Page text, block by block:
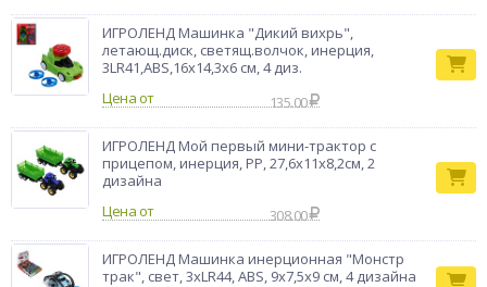
ИГРОЛЕНД Машинка "Дикий вихрь",
летающ.диск, светящ.волчок, инерция,
3LR41,ABS,16х14,3х6 см, 4 диз.
Цена от
135.00
ИГРОЛЕНД Мой первый мини-трактор с
прицепом, инерция, РР, 27,6х11х8,2см, 2
дизайна
Цена от
308.00
ИГРОЛЕНД Машинка инерционная "Монстр
трак", свет, 3хLR44, ABS, 9х7,5х9 см, 4 дизайна